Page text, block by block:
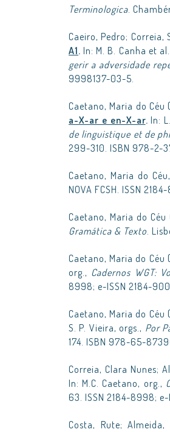
Terminologica.
Caeiro, Pedro; Correia,
A1. In: M. B. Canha et
gerir a adversidade
9998137-03-5.
Caetano, Maria do Céu
a-X-ar e en-X-ar. In:
de linguistique et de
299-310. ISBN 978-2-
Caetano, Maria do
NOVA FCSH. ISSN
Caetano, Maria do Céu
Gramática & Texto.
Caetano, Maria do Céu
org., Cadernos WGT:
8998; e-ISSN 2184-
Caetano, Maria do Céu
S. P. Vieira, orgs., Por
174. ISBN 978-65-
Correia, Clara Nunes;
In: M.C. Caetano, org.,
63. ISSN 2184-8998;
Costa, Rute;